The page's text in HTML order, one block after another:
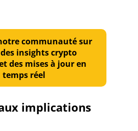
communauté sur
insights crypto
des mises à jour en
temps réel
implications